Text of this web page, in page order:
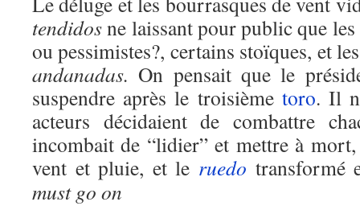
tendidosne laissant pour public que
ou pessimistes?, certains stoïques, et
andanadas. On pensait que le
suspendre après le troisième toro. Il
acteurs décidaient de combattre
incombait de “lidier” et mettre à
vent et pluie, et le ruedo transformé
must go on